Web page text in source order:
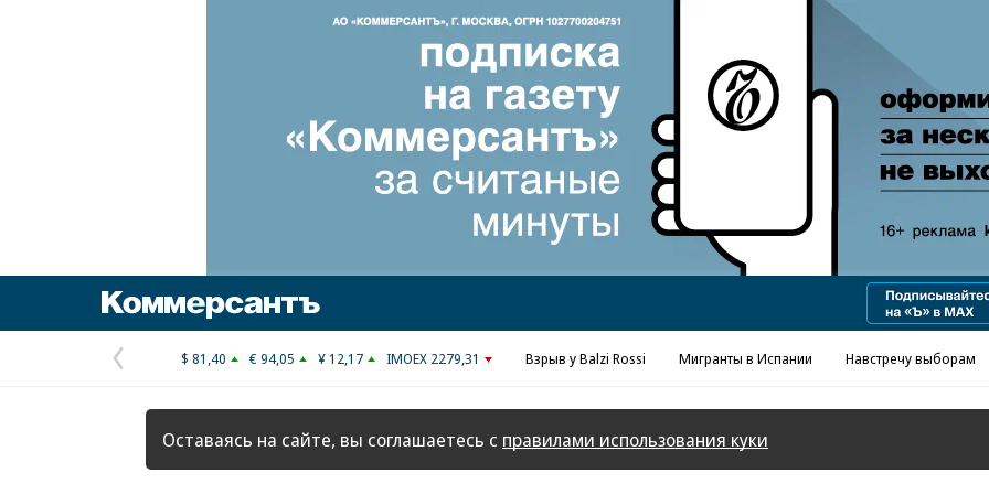
Реклама в «Ъ» www.kommersant.ru/ad
Предыдущая
страница
$ 81,40 € 94,05 ¥ 12,17 IMOEX 2279,31 Взрыв у Balzi Rossi Мигранты в Испании Навстречу выборам
Оставаясь на сайте, вы соглашаетесь с правилами использования куки